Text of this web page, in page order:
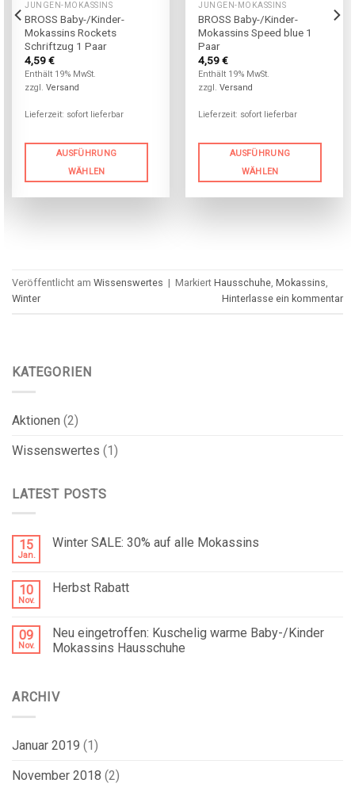
JUNGEN-MOKASSINS
BROSS Baby-/Kinder-
Mokassins Rockets
Schriftzug 1 Paar
4,59€
Enthält 19% MwSt.
zzgl.Versand
Lieferzeit: sofort lieferbar
AUSFÜHRUNG
WÄHLEN
JUNGEN-MOKASSINS
BROSS Baby-/Kinder-
Mokassins Speed blue 1
Paar
4,59€
Enthält 19% MwSt.
zzgl.Versand
Lieferzeit: sofort lieferbar
AUSFÜHRUNG
WÄHLEN
Veröffentlicht am Wissenswertes | Markiert Hausschuhe, Mokassins,
Winter
Hinterlasse ein kommentar
KATEGORIEN
Aktionen (2)
Wissenswertes (1)
LATEST POSTS
15
Jan.
Winter SALE: 30% auf alle Mokassins
10
Nov.
Herbst Rabatt
09
Nov.
Neu eingetroffen: Kuschelig warme Baby-/Kinder
Mokassins Hausschuhe
ARCHIV
Januar 2019 (1)
November 2018 (2)